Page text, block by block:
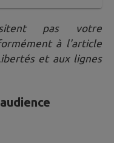
pas votre
à l'article
et aux lignes